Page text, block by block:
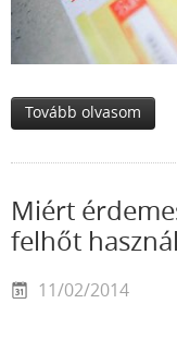
Tovább olvasom
Miért
felhőt
11/02/2014